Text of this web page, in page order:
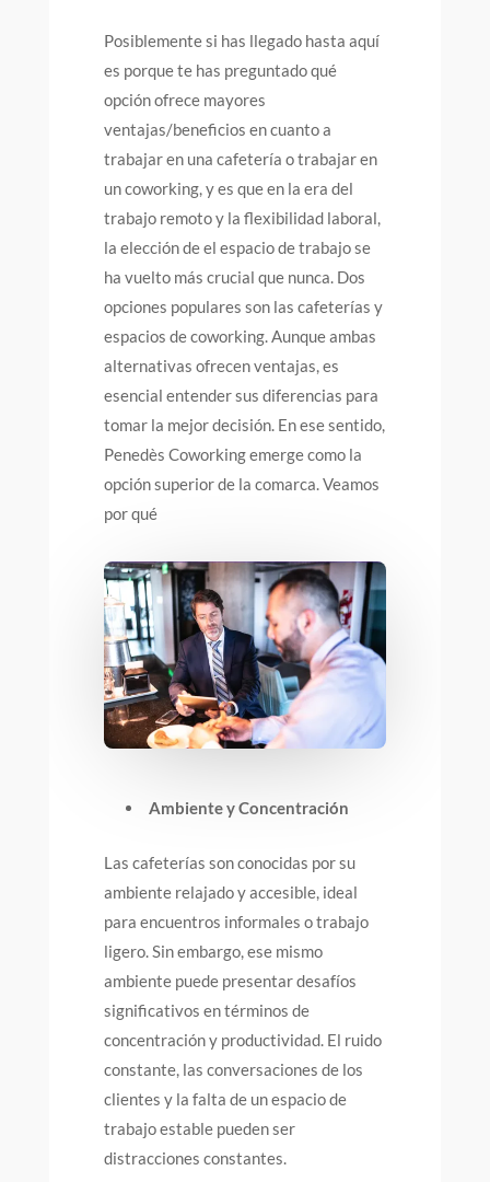
Posiblemente si has llegado hasta aquí
es porque te has preguntado qué
opción ofrece mayores
ventajas/beneficios en cuanto a
trabajar en una cafetería o trabajar en
un coworking, y es que en la era del
trabajo remoto y la flexibilidad laboral,
la elección de el espacio de trabajo se
ha vuelto más crucial que nunca. Dos
opciones populares son las cafeterías y
espacios de coworking. Aunque ambas
alternativas ofrecen ventajas, es
esencial entender sus diferencias para
tomar la mejor decisión. En ese sentido,
Penedès Coworking emerge como la
opción superior de la comarca. Veamos
por qué
Ambiente y Concentración
Las cafeterías son conocidas por su
ambiente relajado y accesible, ideal
para encuentros informales o trabajo
ligero. Sin embargo, ese mismo
ambiente puede presentar desafíos
significativos en términos de
concentración y productividad. El ruido
constante, las conversaciones de los
clientes y la falta de un espacio de
trabajo estable pueden ser
distracciones constantes.